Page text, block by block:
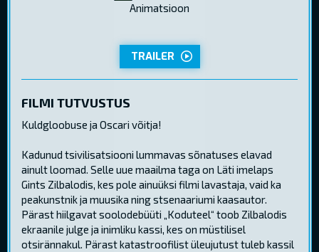
Animatsioon
TRAILER
FILMI TUTVUSTUS
Kuldgloobuse ja Oscari võitja!
Kadunud tsivilisatsiooni lummavas sõnatuses elavad
ainult loomad. Selle uue maailma taga on Läti imelaps
Gints Zilbalodis, kes pole ainuüksi filmi lavastaja, vaid ka
peakunstnik ja muusika ning stsenaariumi kaasautor.
Pärast hiilgavat soolodebüüti „Koduteel“ toob Zilbalodis
ekraanile julge ja inimliku kassi, kes on müstilisel
otsirännakul. Pärast katastroofilist üleujutust tuleb kassil